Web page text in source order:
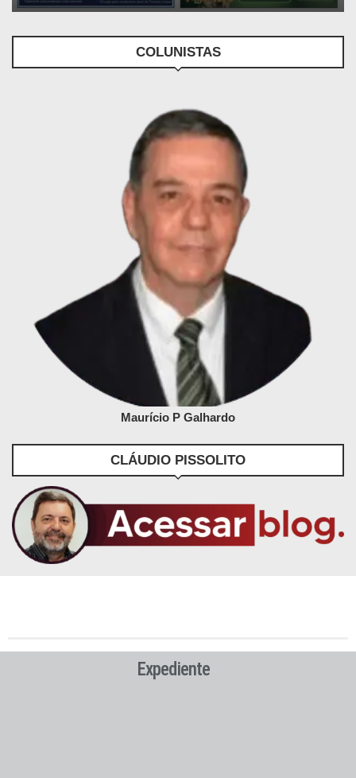
COLUNISTAS
Maurício P Galhardo
CLÁUDIO PISSOLITO
Expediente